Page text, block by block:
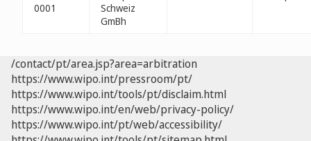
0001
Schweiz
GmBh
/contact/pt/area.jsp?area=arbitration
https://www.wipo.int/pressroom/pt/
https://www.wipo.int/tools/pt/disclaim.html
https://www.wipo.int/en/web/privacy-policy/
https://www.wipo.int/pt/web/accessibility/